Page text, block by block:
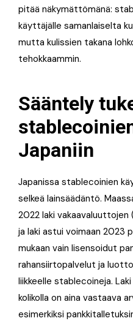
pitää näkymättömänä:
käyttäjälle samanlaiselta
mutta kulissien takana
tehokkaammin.
Sääntely
Japaniin
Japanissa stablecoinien
selkeä lainsäädäntö.
2022 laki
ja laki astui voimaan 2023
mukaan vain lisensoidut
rahansiirtopalvelut ja
liikkeelle stablecoineja.
kolikolla on aina vastaava
esimerkiksi